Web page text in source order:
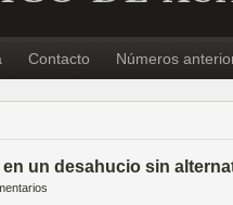
Contacto Números
un desahucio sin